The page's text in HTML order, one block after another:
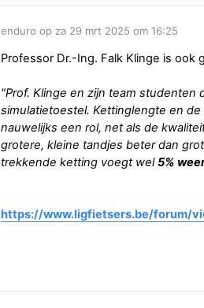
enduro op za 29 mrt 2025 om 16:25
Professor Dr.-Ing. Falk Klinge is ook
"Prof. Klinge en zijn team
simulatietoestel. Kettinglengte en
nauwelijks een rol, net als de
grotere, kleine tandjes beter dan
trekkende ketting voegt wel5%
https://www.ligfietsers.be/forum/